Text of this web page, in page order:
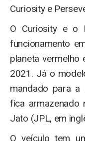
Curiosity e
O Curiosity e o
funcionamento
planeta vermelho
2021. Já o
mandado para
fica armazenado
Jato (JPL, em
O veículo tem